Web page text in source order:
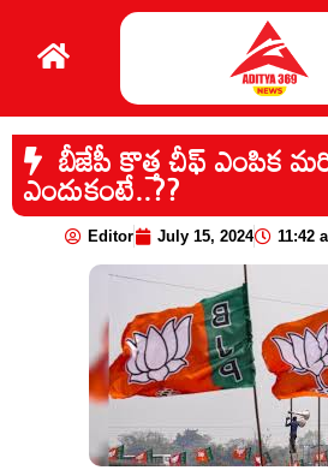
బీజేపీ కొత్త చీఫ్ ఎంపిక
ఎందుకంటే..??
Editor July 15, 2024 11:42